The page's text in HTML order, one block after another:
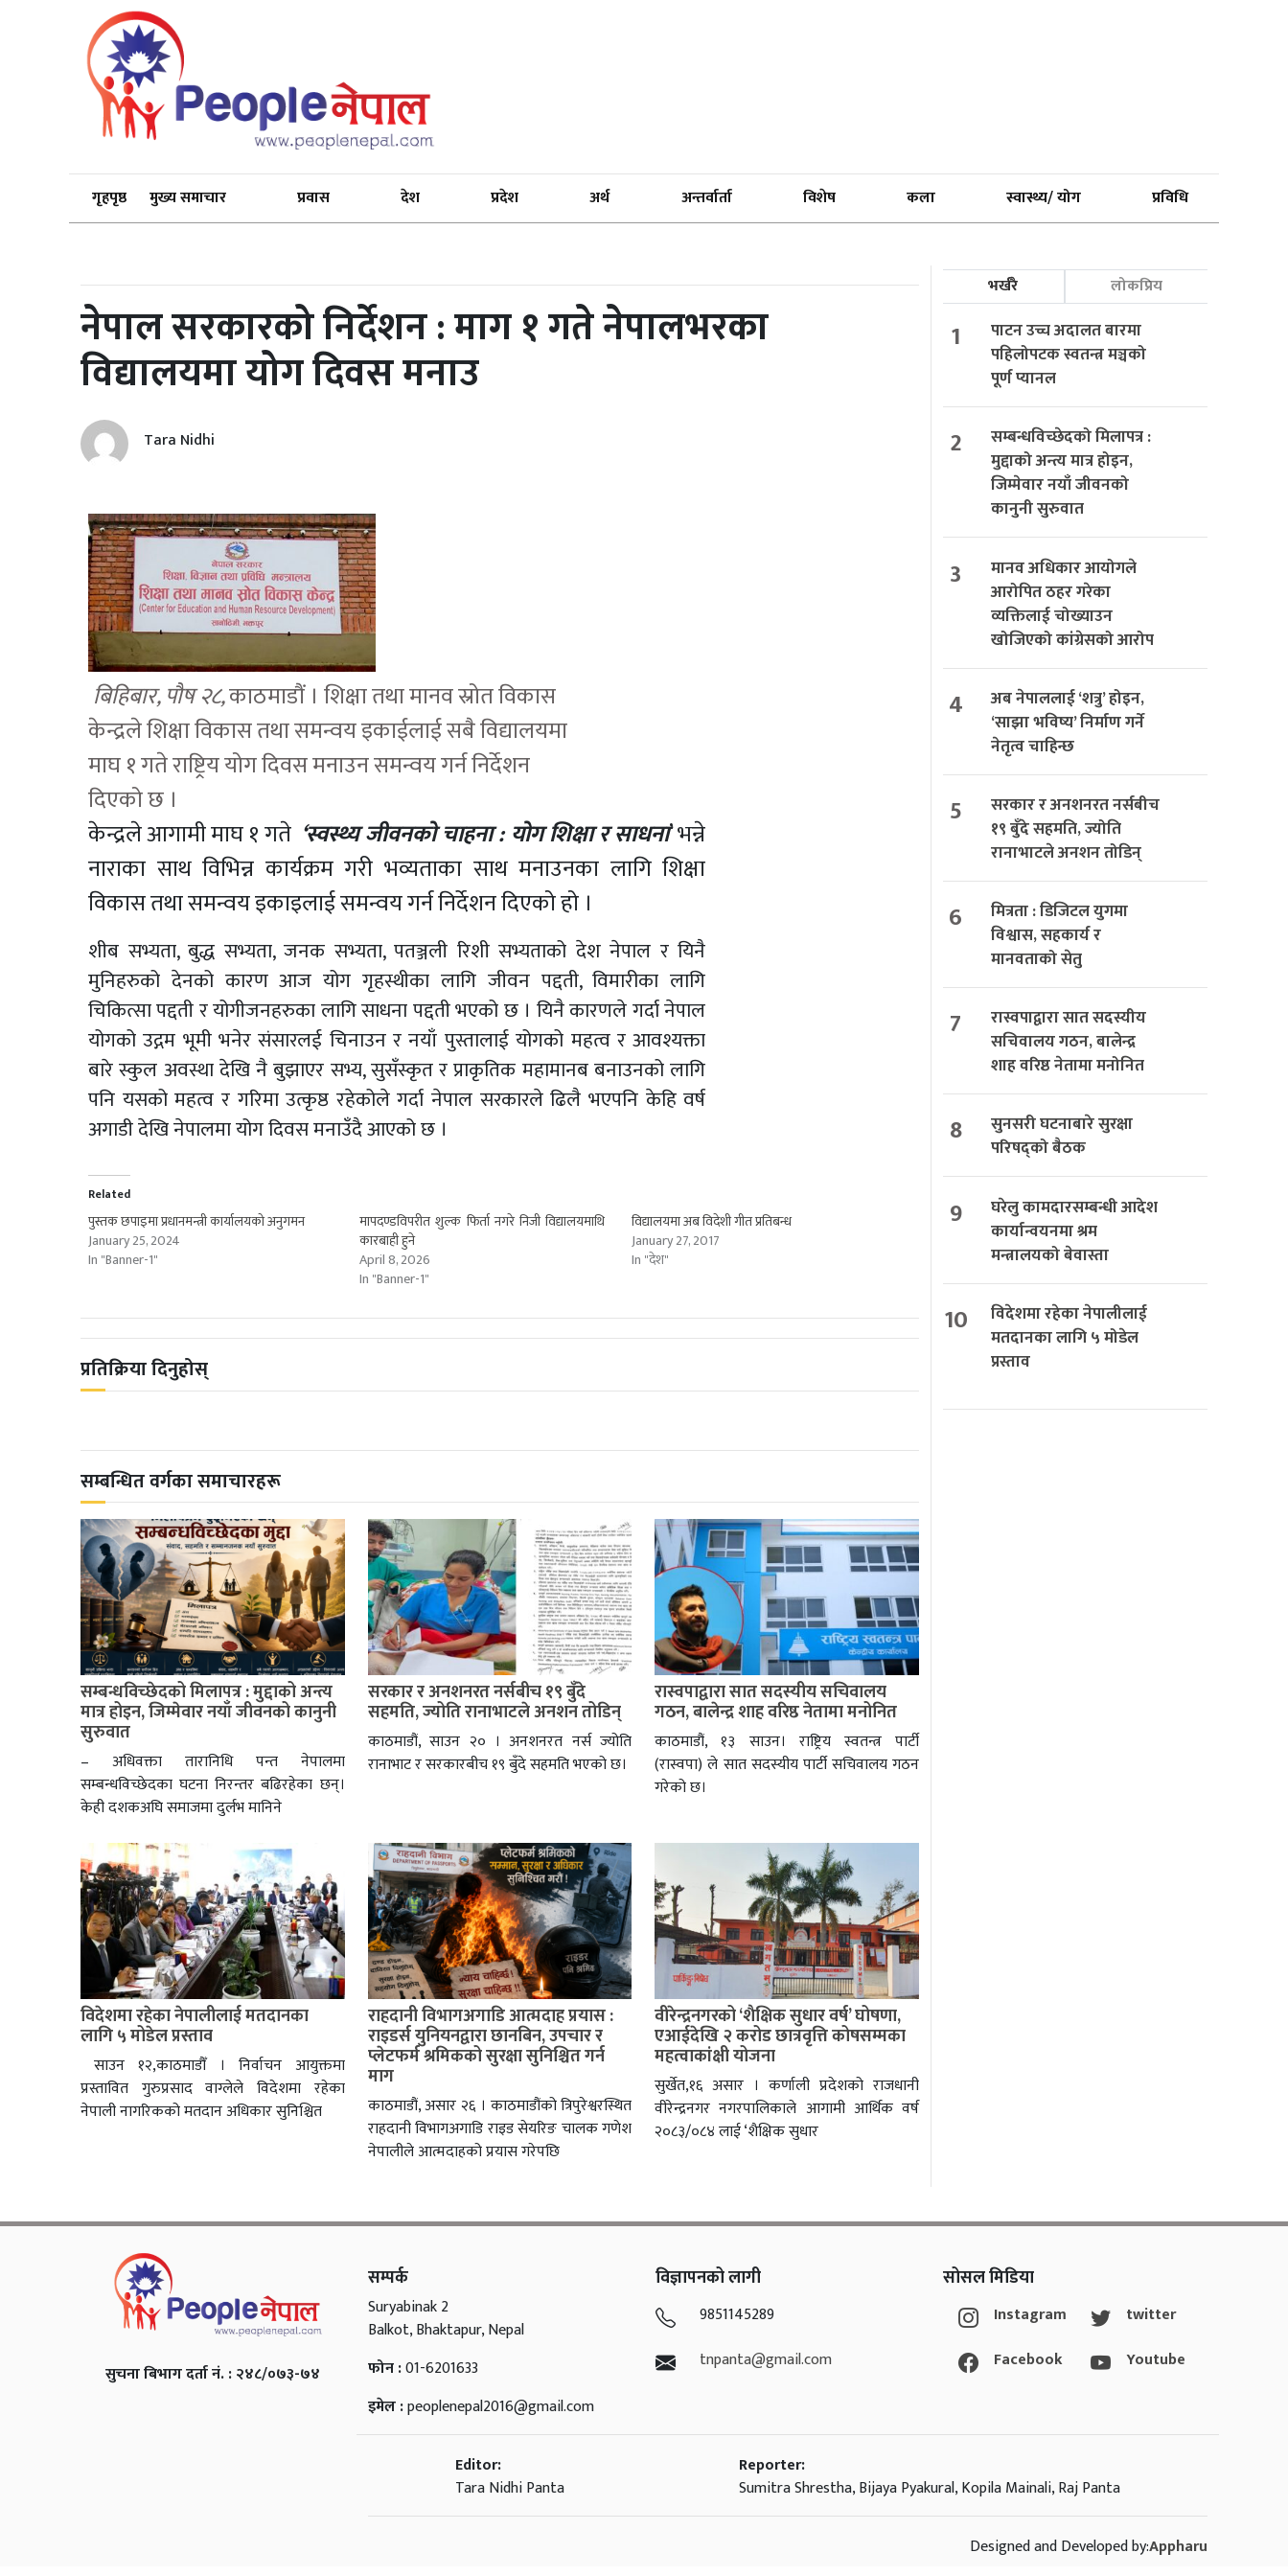
गृहपृष्ठ मुख्य समाचार प्रवास देश प्रदेश अर्थ अन्तर्वार्ता विशेष कला स्वास्थ्य/ योग प्रविधि
नेपाल सरकारको निर्देशन : माग १ गते नेपालभरका
विद्यालयमा योग दिवस मनाउ
Tara Nidhi
बिहिबार, पौष २८,काठमाडौं । शिक्षा तथा मानव स्रोत विकास
केन्द्रले शिक्षा विकास तथा समन्वय इकाईलाई सबै विद्यालयमा
माघ १ गते राष्ट्रिय योग दिवस मनाउन समन्वय गर्न निर्देशन
दिएको छ ।
केन्द्रले आगामी माघ १ गते ‘स्वस्थ्य जीवनको चाहना : योग शिक्षा र साधना’ भन्ने
नाराका साथ विभिन्न कार्यक्रम गरी भव्यताका साथ मनाउनका लागि शिक्षा
विकास तथा समन्वय इकाइलाई समन्वय गर्न निर्देशन दिएको हो ।
शीब सभ्यता, बुद्ध सभ्यता, जनक सभ्यता, पतञ्जली रिशी सभ्यताको देश नेपाल र यिनै
मुनिहरुको देनको कारण आज योग गृहस्थीका लागि जीवन पद्दती, विमारीका लागि
चिकित्सा पद्दती र योगीजनहरुका लागि साधना पद्दती भएको छ । यिनै कारणले गर्दा नेपाल
योगको उद्गम भूमी भनेर संसारलई चिनाउन र नयाँ पुस्तालाई योगको महत्व र आवश्यक्ता
बारे स्कुल अवस्था देखि नै बुझाएर सभ्य, सुसँस्कृत र प्राकृतिक महामानब बनाउनको लागि
पनि यसको महत्व र गरिमा उत्कृष्ठ रहेकोले गर्दा नेपाल सरकारले ढिलै भएपनि केहि वर्ष
अगाडी देखि नेपालमा योग दिवस मनाउँदै आएको छ ।
Related
पुस्तक छपाइमा प्रधानमन्त्री कार्यालयको अनुगमन
January 25, 2024
In "Banner-1"
मापदण्डविपरीत शुल्क फिर्ता नगरे निजी विद्यालयमाथि
कारबाही हुने
April 8, 2026
In "Banner-1"
विद्यालयमा अब विदेशी गीत प्रतिबन्ध
January 27, 2017
In "देश"
प्रतिक्रिया दिनुहोस्
सम्बन्धित वर्गका समाचारहरू
सम्बन्धविच्छेदको मिलापत्र : मुद्दाको अन्त्य
मात्र होइन, जिम्मेवार नयाँ जीवनको कानुनी
सुरुवात
– अधिवक्ता तारानिधि पन्त नेपालमा
सम्बन्धविच्छेदका घटना निरन्तर बढिरहेका छन्।
केही दशकअघि समाजमा दुर्लभ मानिने
सरकार र अनशनरत नर्सबीच १९ बुँदे
सहमति, ज्योति रानाभाटले अनशन तोडिन्
काठमाडौं, साउन २० । अनशनरत नर्स ज्योति
रानाभाट र सरकारबीच १९ बुँदे सहमति भएको छ।
रास्वपाद्वारा सात सदस्यीय सचिवालय
गठन, बालेन्द्र शाह वरिष्ठ नेतामा मनोनित
काठमाडौं, १३ साउन। राष्ट्रिय स्वतन्त्र पार्टी
(रास्वपा) ले सात सदस्यीय पार्टी सचिवालय गठन
गरेको छ।
विदेशमा रहेका नेपालीलाई मतदानका
लागि ५ मोडेल प्रस्ताव
साउन १२,काठमाडौँ । निर्वाचन आयुक्तमा
प्रस्तावित गुरुप्रसाद वाग्लेले विदेशमा रहेका
नेपाली नागरिकको मतदान अधिकार सुनिश्चित
राहदानी विभागअगाडि आत्मदाह प्रयास :
राइडर्स युनियनद्वारा छानबिन, उपचार र
प्लेटफर्म श्रमिकको सुरक्षा सुनिश्चित गर्न
माग
काठमाडौं, असार २६ । काठमाडौंको त्रिपुरेश्वरस्थित
राहदानी विभागअगाडि राइड सेयरिङ चालक गणेश
नेपालीले आत्मदाहको प्रयास गरेपछि
वीरेन्द्रनगरको ‘शैक्षिक सुधार वर्ष’ घोषणा,
एआईदेखि २ करोड छात्रवृत्ति कोषसम्मका
महत्वाकांक्षी योजना
सुर्खेत,१६ असार । कर्णाली प्रदेशको राजधानी
वीरेन्द्रनगर नगरपालिकाले आगामी आर्थिक वर्ष
२०८३/०८४ लाई ‘शैक्षिक सुधार
भर्खरै लोकप्रिय
1
पाटन उच्च अदालत बारमा
पहिलोपटक स्वतन्त्र मञ्चको
पूर्ण प्यानल
2
सम्बन्धविच्छेदको मिलापत्र :
मुद्दाको अन्त्य मात्र होइन,
जिम्मेवार नयाँ जीवनको
कानुनी सुरुवात
3
मानव अधिकार आयोगले
आरोपित ठहर गरेका
व्यक्तिलाई चोख्याउन
खोजिएको कांग्रेसको आरोप
4
अब नेपाललाई ‘शत्रु’ होइन,
‘साझा भविष्य’ निर्माण गर्ने
नेतृत्व चाहिन्छ
5
सरकार र अनशनरत नर्सबीच
१९ बुँदे सहमति, ज्योति
रानाभाटले अनशन तोडिन्
6
मित्रता : डिजिटल युगमा
विश्वास, सहकार्य र
मानवताको सेतु
7
रास्वपाद्वारा सात सदस्यीय
सचिवालय गठन, बालेन्द्र
शाह वरिष्ठ नेतामा मनोनित
8
सुनसरी घटनाबारे सुरक्षा
परिषद्को बैठक
9
घरेलु कामदारसम्बन्धी आदेश
कार्यान्वयनमा श्रम
मन्त्रालयको बेवास्ता
10
विदेशमा रहेका नेपालीलाई
मतदानका लागि ५ मोडेल
प्रस्ताव
सुचना बिभाग दर्ता नं. : २४८/०७३-७४
सम्पर्क
Suryabinak 2
Balkot, Bhaktapur, Nepal
फोन :01-6201633
इमेल :peoplenepal2016@gmail.com
विज्ञापनको लागी
9851145289
tnpanta@gmail.com
सोसल मिडिया
Instagram
Facebook
twitter
Youtube
Editor:
Tara Nidhi Panta
Reporter:
Sumitra Shrestha, Bijaya Pyakural, Kopila Mainali, Raj Panta
Designed and Developed by:Appharu